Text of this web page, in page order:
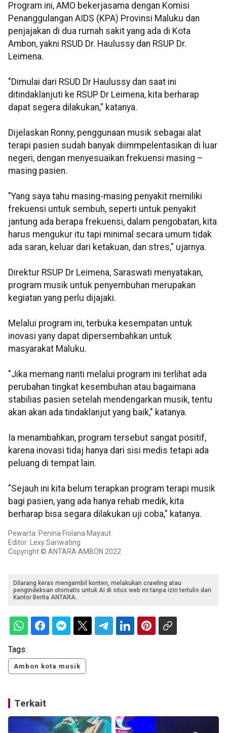
Program ini, AMO bekerjasama dengan Komisi
Penanggulangan AIDS (KPA) Provinsi Maluku dan
penjajakan di dua rumah sakit yang ada di Kota
Ambon, yakni RSUD Dr. Haulussy dan RSUP Dr.
Leimena.
"Dimulai dari RSUD Dr Haulussy dan saat ini
ditindaklanjuti ke RSUP Dr Leimena, kita berharap
dapat segera dilakukan," katanya.
Dijelaskan Ronny, penggunaan musik sebagai alat
terapi pasien sudah banyak diimmpelentasikan di luar
negeri, dengan menyesuaikan frekuensi masing –
masing pasien.
"Yang saya tahu masing-masing penyakit memiliki
frekuensi untuk sembuh, seperti untuk penyakit
jantung ada berapa frekuensi, dalam pengobatan, kita
harus mengukur itu tapi minimal secara umum tidak
ada saran, keluar dari ketakuan, dan stres," ujarnya.
Direktur RSUP Dr Leimena, Saraswati menyatakan,
program musik untuk penyembuhan merupakan
kegiatan yang perlu dijajaki.
Melalui program ini, terbuka kesempatan untuk
inovasi yany dapat dipersembahkan untuk
masyarakat Maluku.
"Jika memang nanti melalui program ini terlihat ada
perubahan tingkat kesembuhan atau bagaimana
stabilias pasien setelah mendengarkan musik, tentu
akan akan ada tindaklanjut yang baik," katanya.
Ia menambahkan, program tersebut sangat positif,
karena inovasi tidaj hanya dari sisi medis tetapi ada
peluang di tempat lain.
"Sejauh ini kita belum terapkan program terapi musik
bagi pasien, yang ada hanya rehab medik, kita
berharap bisa segara dilakukan uji coba," katanya.
Pewarta: Penina Fiolana Mayaut
Editor: Lexy Sariwating
Copyright © ANTARA AMBON 2022
Dilarang keras mengambil konten, melakukan crawling atau
pengindeksan otomatis untuk AI di situs web ini tanpa izin tertulis dari
Kantor Berita ANTARA.
Tags:
Ambon kota musik
Terkait